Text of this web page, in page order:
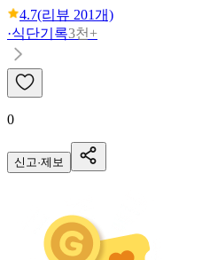
4.7(리뷰 201개)
·식단기록3천+
0
신고·제보